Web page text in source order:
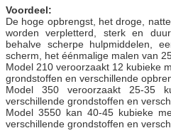
Voordeel:
De hoge opbrengst, het droge,
worden verpletterd, sterk en
behalve scherpe hulpmiddelen,
scherm, het éénmalige malen van
Model 210 veroorzaakt 12 kubieke
grondstoffen en verschillende
Model 350 veroorzaakt 25-35
verschillende grondstoffen en
Model 3550 kan 40-45 kubieke
verschillende grondstoffen en